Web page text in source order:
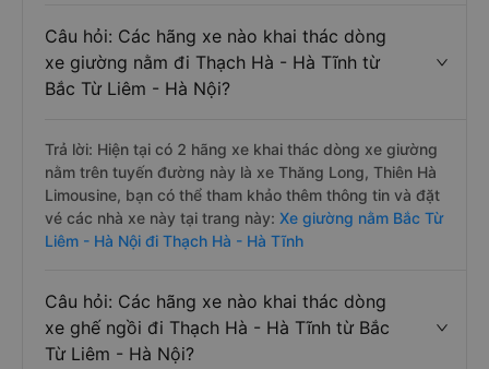
Câu hỏi: Các hãng xe nào khai thác dòng
xe giường nằm đi Thạch Hà - Hà Tĩnh từ
Bắc Từ Liêm - Hà Nội?
Trả lời: Hiện tại có 2 hãng xe khai thác dòng xe giường
nằm trên tuyến đường này là xe Thăng Long, Thiên Hà
Limousine, bạn có thể tham khảo thêm thông tin và đặt
vé các nhà xe này tại trang này: Xe giường nằm Bắc Từ
Liêm - Hà Nội đi Thạch Hà - Hà Tĩnh
Câu hỏi: Các hãng xe nào khai thác dòng
xe ghế ngồi đi Thạch Hà - Hà Tĩnh từ Bắc
Từ Liêm - Hà Nội?